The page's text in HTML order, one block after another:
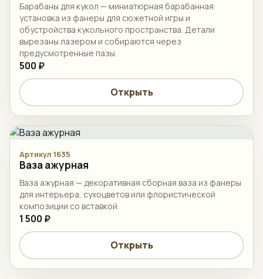
Барабаны для кукол — миниатюрная барабанная
установка из фанеры для сюжетной игры и
обустройства кукольного пространства. Детали
вырезаны лазером и собираются через
предусмотренные пазы.
500 ₽
Открыть
Артикул 1635
Ваза ажурная
Ваза ажурная — декоративная сборная ваза из фанеры
для интерьера, сухоцветов или флористической
композиции со вставкой.
1 500 ₽
Открыть